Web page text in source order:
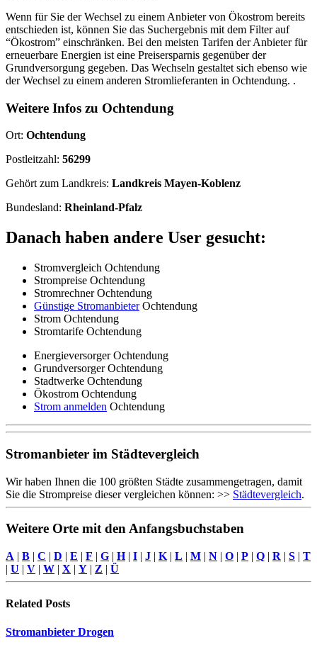
Wenn für Sie der Wechsel zu einem Anbieter von Ökostrom bereits
entschieden ist, können Sie das Suchergebnis mit dem Filter auf
“Ökostrom” einschränken. Bei den meisten Tarifen der Anbieter für
erneuerbare Energien ist eine Preisersparnis gegenüber der
Grundversorgung gegeben. Das Wechseln gestaltet sich ebenso wie
der Wechsel zu einem anderen Stromlieferanten in Ochtendung. .
Weitere Infos zu Ochtendung
Ort: Ochtendung
Postleitzahl: 56299
Gehört zum Landkreis: Landkreis Mayen-Koblenz
Bundesland: Rheinland-Pfalz
Danach haben andere User gesucht:
Stromvergleich Ochtendung
Strompreise Ochtendung
Stromrechner Ochtendung
Günstige StromanbieterOchtendung
Strom Ochtendung
Stromtarife Ochtendung
Energieversorger Ochtendung
Grundversorger Ochtendung
Stadtwerke Ochtendung
Ökostrom Ochtendung
Strom anmelden Ochtendung
Stromanbieter im Städtevergleich
Wir haben Ihnen die 100 größten Städte zusammengetragen, damit
Sie die Strompreise dieser vergleichen können: >> Städtevergleich.
Weitere Orte mit den Anfangsbuchstaben
A | B | C | D | E | F | G | H| I | J | K | L | M | N | O | P | Q | R | S | T
| U | V | W | X | Y | Z | Ü
Related Posts
Stromanbieter Drogen